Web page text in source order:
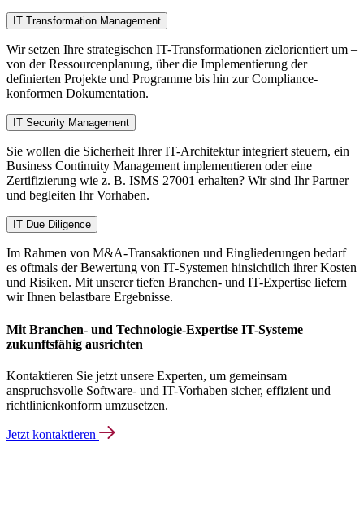
IT Transformation Management
Wir setzen Ihre strategischen IT-Transformationen zielorientiert um –
von der Ressourcenplanung, über die Implementierung der
definierten Projekte und Programme bis hin zur Compliance-
konformen Dokumentation.
IT Security Management
Sie wollen die Sicherheit Ihrer IT-Architektur integriert steuern, ein
Business Continuity Management implementieren oder eine
Zertifizierung wie z. B. ISMS 27001 erhalten? Wir sind Ihr Partner
und begleiten Ihr Vorhaben.
IT Due Diligence
Im Rahmen von M&A-Transaktionen und Eingliederungen bedarf
es oftmals der Bewertung von IT-Systemen hinsichtlich ihrer Kosten
und Risiken. Mit unserer tiefen Branchen- und IT-Expertise liefern
wir Ihnen belastbare Ergebnisse.
Mit Branchen- und Technologie-Expertise IT-Systeme
zukunftsfähig ausrichten
Kontaktieren Sie jetzt unsere Experten, um gemeinsam
anspruchsvolle Software- und IT-Vorhaben sicher, effizient und
richtlinienkonform umzusetzen.
Jetzt kontaktieren